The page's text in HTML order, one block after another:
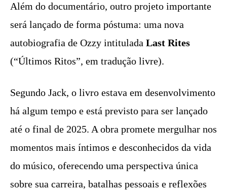
Além do documentário, outro projeto importante
será lançado de forma póstuma: uma nova
autobiografia de Ozzy intitulada Last Rites
(“Últimos Ritos”, em tradução livre).
Segundo Jack, o livro estava em desenvolvimento
há algum tempo e está previsto para ser lançado
até o final de 2025. A obra promete mergulhar nos
momentos mais íntimos e desconhecidos da vida
do músico, oferecendo uma perspectiva única
sobre sua carreira, batalhas pessoais e reflexões